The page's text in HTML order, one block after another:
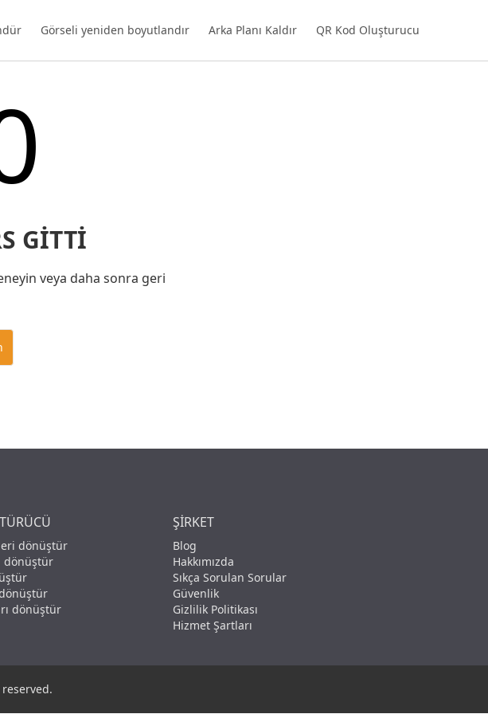
Görseli yeniden boyutlandır Arka Planı Kaldır QR Kod Oluşturucu
GITTI
veya daha sonra geri
dönüştür
dönüştür
dönüştür
ŞIRKET
Blog
Hakkımızda
Sıkça Sorulan Sorular
Güvenlik
Gizlilik Politikası
Hizmet Şartları